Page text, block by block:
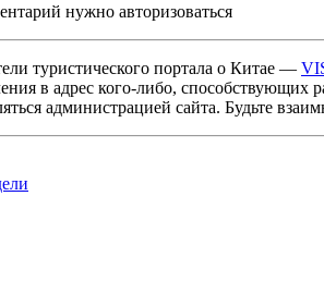
нужно авторизоваться
туристического портала о Китае —
в адрес кого-либо,
администрацией сайта. Будьте